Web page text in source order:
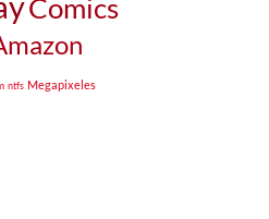
Comics
ntfs Megapixeles